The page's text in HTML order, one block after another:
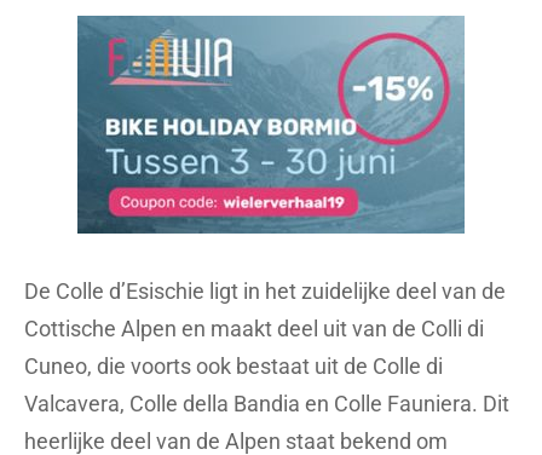
De Colle d’Esischie ligt in het zuidelijke deel van de
Cottische Alpen en maakt deel uit van de Colli di
Cuneo, die voorts ook bestaat uit de Colle di
Valcavera, Colle della Bandia en Colle Fauniera. Dit
heerlijke deel van de Alpen staat bekend om